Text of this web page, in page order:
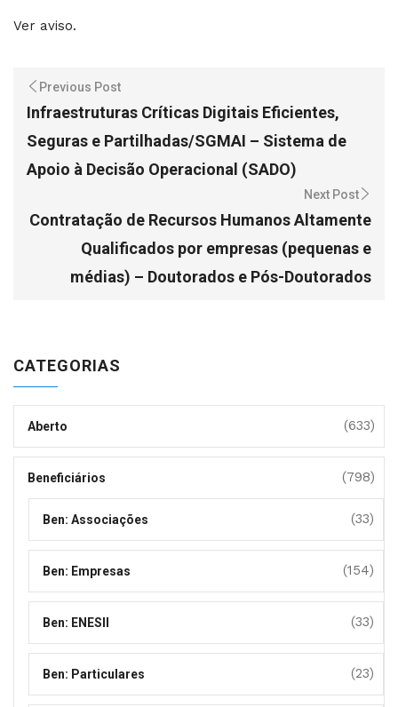
Ver aviso.
Previous Post
Infraestruturas Críticas Digitais Eficientes,
Seguras e Partilhadas/SGMAI – Sistema de
Apoio à Decisão Operacional (SADO)
Next Post
Contratação de Recursos Humanos Altamente
Qualificados por empresas (pequenas e
médias) – Doutorados e Pós-Doutorados
CATEGORIAS
Aberto (633)
Beneficiários (798)
Ben: Associações (33)
Ben: Empresas (154)
Ben: ENESII (33)
Ben: Particulares (23)